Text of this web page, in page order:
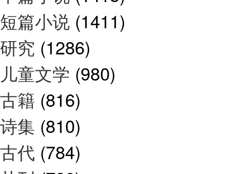
短篇小说 (1411)
研究 (1286)
儿童文学 (980)
古籍 (816)
诗集 (810)
古代 (784)